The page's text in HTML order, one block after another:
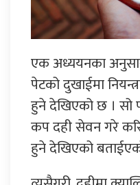
एक अध्ययनका
पेटको दुखाईमा
हुने देखिएको छ । सो
कप दही सेवन गरे
हुने देखिएको